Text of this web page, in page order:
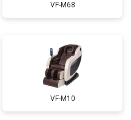
от 4800 ₽ Заказать
от 4500 ₽ Заказать
VF-M68
VF-M10